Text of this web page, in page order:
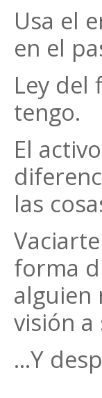
Usa el
en el
Ley del
tengo.
El
las
forma
alguien
visión
...Y